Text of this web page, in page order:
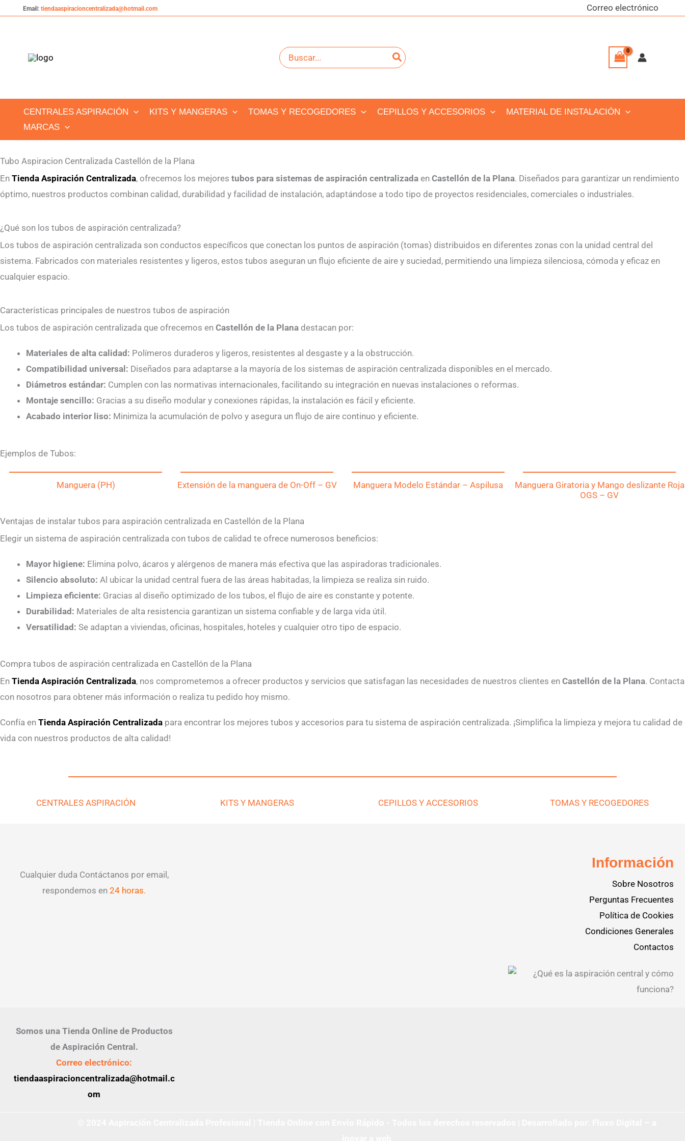
Email: tiendaaspiracioncentralizada@hotmail.com Correo electrónico
Buscar
por:
CENTRALES ASPIRACIÓN KITS Y MANGERAS TOMAS Y RECOGEDORES CEPILLOS Y ACCESORIOS
MATERIAL DE INSTALACIÓN
MARCAS
Tubo Aspiracion Centralizada Castellón de la Plana
En Tienda Aspiración Centralizada, ofrecemos los mejores tubos para sistemas de aspiración centralizada en Castellón de la Plana. Diseñados para garantizar un rendimiento
óptimo, nuestros productos combinan calidad, durabilidad y facilidad de instalación, adaptándose a todo tipo de proyectos residenciales, comerciales o industriales.
¿Qué son los tubos de aspiración centralizada?
Los tubos de aspiración centralizada son conductos específicos que conectan los puntos de aspiración (tomas) distribuidos en diferentes zonas con la unidad central del
sistema. Fabricados con materiales resistentes y ligeros, estos tubos aseguran un flujo eficiente de aire y suciedad, permitiendo una limpieza silenciosa, cómoda y eficaz en
cualquier espacio.
Características principales de nuestros tubos de aspiración
Los tubos de aspiración centralizada que ofrecemos en Castellón de la Plana destacan por:
Materiales de alta calidad: Polímeros duraderos y ligeros, resistentes al desgaste y a la obstrucción.
Compatibilidad universal: Diseñados para adaptarse a la mayoría de los sistemas de aspiración centralizada disponibles en el mercado.
Diámetros estándar: Cumplen con las normativas internacionales, facilitando su integración en nuevas instalaciones o reformas.
Montaje sencillo: Gracias a su diseño modular y conexiones rápidas, la instalación es fácil y eficiente.
Acabado interior liso: Minimiza la acumulación de polvo y asegura un flujo de aire continuo y eficiente.
Ejemplos de Tubos:
Manguera (PH) Extensión de la manguera de On-Off – GV Manguera Modelo Estándar – Aspilusa
Manguera Giratoria y Mango deslizante Roja
OGS – GV
Ventajas de instalar tubos para aspiración centralizada en Castellón de la Plana
Elegir un sistema de aspiración centralizada con tubos de calidad te ofrece numerosos beneficios:
Mayor higiene: Elimina polvo, ácaros y alérgenos de manera más efectiva que las aspiradoras tradicionales.
Silencio absoluto: Al ubicar la unidad central fuera de las áreas habitadas, la limpieza se realiza sin ruido.
Limpieza eficiente: Gracias al diseño optimizado de los tubos, el flujo de aire es constante y potente.
Durabilidad: Materiales de alta resistencia garantizan un sistema confiable y de larga vida útil.
Versatilidad: Se adaptan a viviendas, oficinas, hospitales, hoteles y cualquier otro tipo de espacio.
Compra tubos de aspiración centralizada en Castellón de la Plana
En Tienda Aspiración Centralizada, nos comprometemos a ofrecer productos y servicios que satisfagan las necesidades de nuestros clientes en Castellón de la Plana. Contacta
con nosotros para obtener más información o realiza tu pedido hoy mismo.
Confía en Tienda Aspiración Centralizada para encontrar los mejores tubos y accesorios para tu sistema de aspiración centralizada. ¡Simplifica la limpieza y mejora tu calidad de
vida con nuestros productos de alta calidad!
CENTRALES ASPIRACIÓN KITS Y MANGERAS CEPILLOS Y ACCESORIOS TOMAS Y RECOGEDORES
Cualquier duda Contáctanos por email,
respondemos en 24 horas.
Información
Sobre Nosotros
Perguntas Frecuentes
Política de Cookies
Condiciones Generales
Contactos
Somos una Tienda Online de Productos
de Aspiración Central.
Correo electrónico:
tiendaaspiracioncentralizada@hotmail.c
om